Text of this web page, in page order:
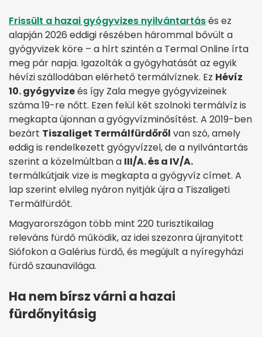
Frissült a hazai gyógyvizes nyilvántartásés ez
alapján 2026 eddigi részében hárommal bővült a
gyógyvizek köre – a hírt szintén a Termal Online írta
meg pár napja. Igazolták a gyógyhatását az egyik
hévízi szállodában elérhető termálvíznek. Ez Hévíz
10. gyógyvizeés így Zala megye gyógyvizeinek
száma 19-re nőtt. Ezen felül két szolnoki termálvíz is
megkapta újonnan a gyógyvízminősítést. A 2019-ben
bezárt Tiszaliget Termálfürdőről van szó, amely
eddig is rendelkezett gyógyvízzel, de a nyilvántartás
szerint a közelmúltban a III/A. és a IV/A.
termálkútjaik vize is megkapta a gyógyvíz címet. A
lap szerint elvileg nyáron nyitják újra a Tiszaligeti
Termálfürdőt.
Magyarországon több mint 220 turisztikailag
releváns fürdő működik, az idei szezonra újranyitott
Siófokon a Galérius fürdő, és megújult a nyíregyházi
fürdő szaunavilága.
Ha nem bírsz várni a hazai
fürdőnyitásig